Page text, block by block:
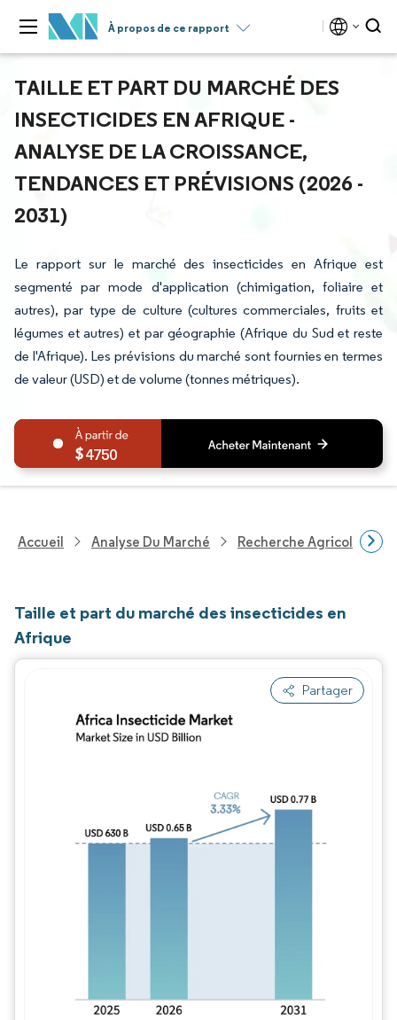
À propos de ce rapport
TAILLE ET PART DU MARCHÉ DES
INSECTICIDES EN AFRIQUE -
ANALYSE DE LA CROISSANCE,
TENDANCES ET PRÉVISIONS (2026 -
2031)
Le rapport sur le marché des insecticides en Afrique est
segmenté par mode d'application (chimigation, foliaire et
autres), par type de culture (cultures commerciales, fruits et
légumes et autres) et par géographie (Afrique du Sud et reste
de l'Afrique). Les prévisions du marché sont fournies en termes
de valeur (USD) et de volume (tonnes métriques).
4750
Accueil Analyse Du Marché Recherche Agricole
Taille et part du marché des insecticides en
Afrique
Partager